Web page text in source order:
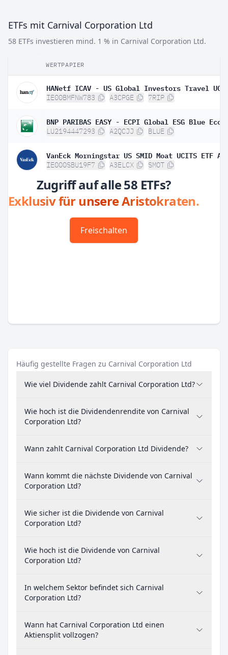
ETFs mit Carnival Corporation Ltd
58 ETFs investieren mind. 1 % in Carnival Corporation Ltd.
WERTPAPIER
IE00BMFNW783 A3CPGE 7RIP
LU2194447293 A2QCJJ BLUE
VanEck Morningstar US SMID Moat UCITS ETF A
IE000SBU19F7 A3ELCX SMOT
Zugriff auf alle 58 ETFs?
Exklusiv für unsere Aristokraten.
Freischalten
Häufig gestellte Fragen zu Carnival Corporation Ltd
Wie viel Dividende zahlt Carnival Corporation Ltd?
Wie hoch ist die Dividendenrendite von Carnival
Corporation Ltd?
Wann zahlt Carnival Corporation Ltd Dividende?
Wann kommt die nächste Dividende von Carnival
Corporation Ltd?
Wie sicher ist die Dividende von Carnival
Corporation Ltd?
Wie hoch ist die Dividende von Carnival
Corporation Ltd?
In welchem Sektor befindet sich Carnival
Corporation Ltd?
Wann hat Carnival Corporation Ltd einen
Aktiensplit vollzogen?